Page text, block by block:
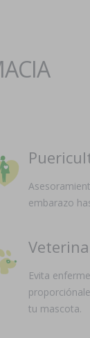
embarazo
Evita
tu mascota.